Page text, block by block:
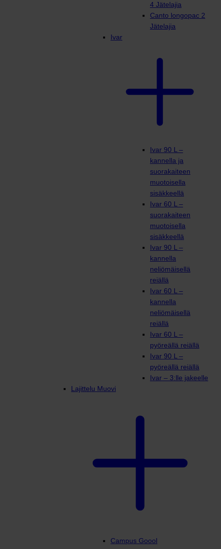
4 Jätelajia
Canto longopac 2
Jätelajia
Ivar
Ivar 90 L –
kannella ja
suorakaiteen
muotoisella
sisäkkeellä
Ivar 60 L –
suorakaiteen
muotoisella
sisäkkeellä
Ivar 90 L –
kannella
neliömäisellä
reiällä
Ivar 60 L –
kannella
neliömäisellä
reiällä
Ivar 60 L –
pyöreällä reiällä
Ivar 90 L –
pyöreällä reiällä
Ivar – 3:lle jakeelle
Lajittelu Muovi
Campus Goool